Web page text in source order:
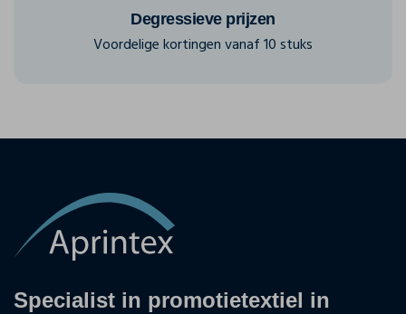
Degressieve prijzen
Voordelige kortingen vanaf 10 stuks
Specialist in promotietextiel in